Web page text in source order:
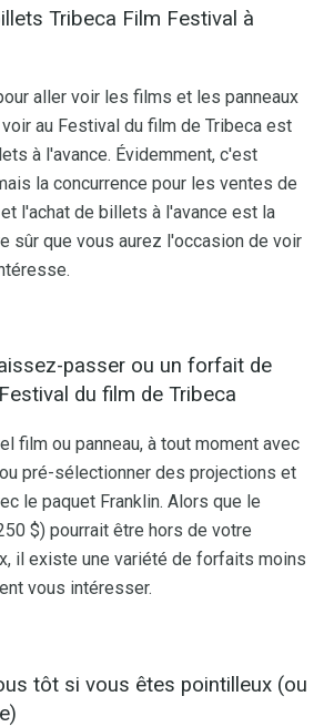
Tribeca Film Festival à
aller voir les films et les panneaux
au Festival du film de Tribeca est
à l'avance. Évidemment, c'est
la concurrence pour les ventes de
l'achat de billets à l'avance est la
sûr que vous aurez l'occasion de voir
passer ou un forfait de
du film de Tribeca
film ou panneau, à tout moment avec
pré-sélectionner des projections et
le paquet Franklin. Alors que le
$) pourrait être hors de votre
il existe une variété de forfaits moins
vous intéresser.
tôt si vous êtes pointilleux (ou